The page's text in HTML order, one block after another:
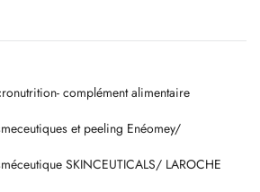
complément alimentaire
et peeling Enéomey/
SKINCEUTICALS/ LAROCHE